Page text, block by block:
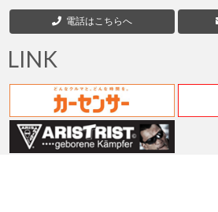
送
り
電話はこちらへ
LINK